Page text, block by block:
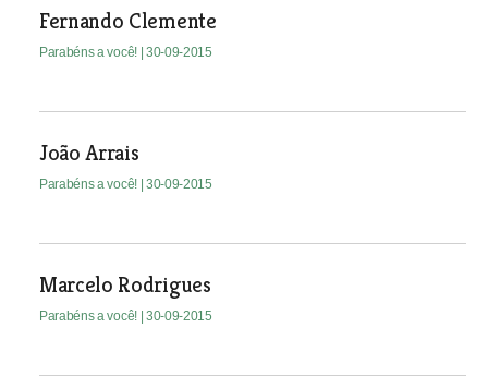
Fernando Clemente
Parabéns a você! | 30-09-2015
João Arrais
Parabéns a você! | 30-09-2015
Marcelo Rodrigues
Parabéns a você! | 30-09-2015